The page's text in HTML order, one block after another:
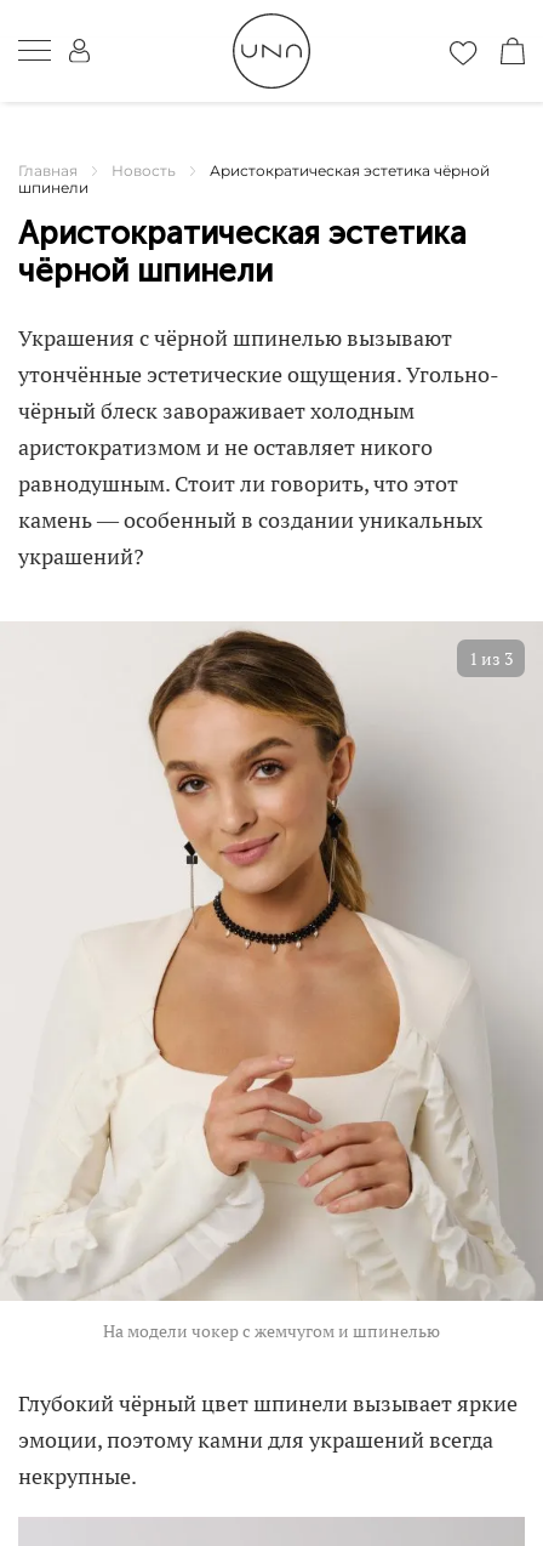
Главная Новость
Аристократическая эстетика чёрной
шпинели
Аристократическая эстетика
чёрной шпинели
Украшения с чёрной шпинелью вызывают
утончённые эстетические ощущения. Угольно-
чёрный блеск завораживает холодным
аристократизмом и не оставляет никого
равнодушным. Стоит ли говорить, что этот
камень — особенный в создании уникальных
украшений?
На модели чокер с жемчугом и шпинелью
1 из 3
Глубокий чёрный цвет шпинели вызывает яркие
эмоции, поэтому камни для украшений всегда
некрупные.